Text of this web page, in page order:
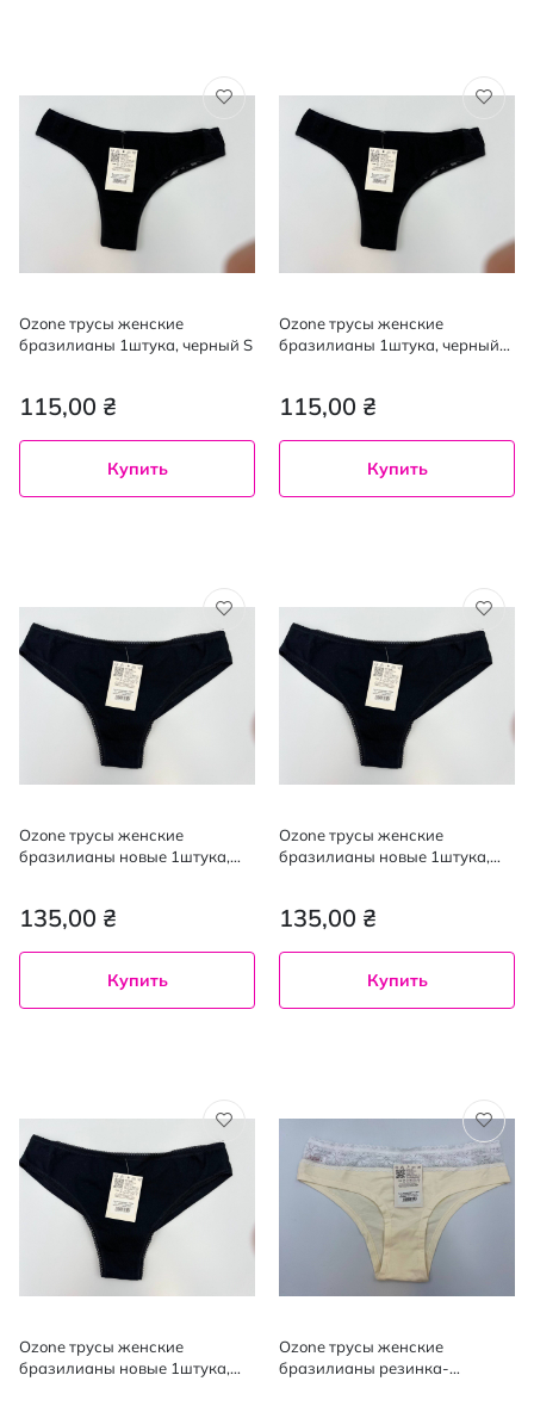
Ozone трусы женские
бразилианы 1штука, черный S
115,00 ₴
Купить
Ozone трусы женские
бразилианы 1штука, черный
115,00 ₴
Купить
Ozone трусы женские
бразилианы новые 1штука,
135,00 ₴
Купить
Ozone трусы женские
бразилианы новые 1штука,
135,00 ₴
Купить
Ozone трусы женские
бразилианы новые 1штука,
Ozone трусы женские
бразилианы резинка-